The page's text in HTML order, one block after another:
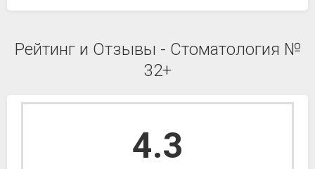
Рейтинг и Отзывы - Стоматология №
32+
4.3